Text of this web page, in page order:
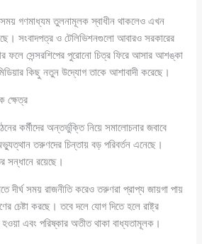
সময় গণমাধ্যম তুলনামূলক স্বাধীন থাকলেও এখন
সংবাদপত্র ও টেলিভিশনগুলো আবারও সরকারের
ফলে সেন্সরশিপের পুরোনো চিত্র ফিরে আসার আশঙ্কা
কিছু নতুন উদ্যোগ তাকে আশাবাদী করেছে।
ক্ষেত্র
কর্মীদের অন্তর্ভুক্তি নিয়ে সমালোচনার জবাবে
তরুণদের চিন্তায় বড় পরিবর্তন এনেছে।
সন্ধানে রয়েছে।
দীর্ঘ সময় রাজনীতি করেও তরুণরা প্রাপ্য জায়গা পায়
চেষ্টা করছে। তবে দলে যোগ দিতে হলে রাষ্ট্র
হওয়া এবং পরিষ্কার অতীত থাকা বাধ্যতামূলক।